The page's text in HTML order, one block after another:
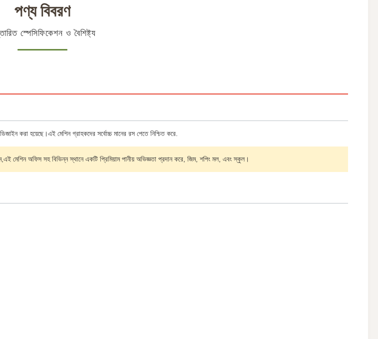
পণ্য বিবরণ
স্পেসিফিকেশন ও বৈশিষ্ট্য
করা হয়েছে।এই মেশিন গ্রাহকদের সর্বোচ্চ মানের রস পেতে নিশ্চিত করে.
মেশিন অফিস সহ বিভিন্ন স্থানে একটি প্রিমিয়াম পানীয় অভিজ্ঞতা প্রদান করে, জিম, শপিং মল, এবং স্কুল।